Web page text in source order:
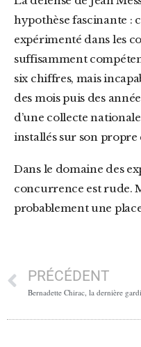
hypothèse fascinante :
expérimenté dans les
suffisamment
six chiffres, mais
des mois puis des
d’une collecte
installés sur son
Dans le domaine des explications audacieuses, la
concurrence est rude.
probablement une
PRÉCÉDENT